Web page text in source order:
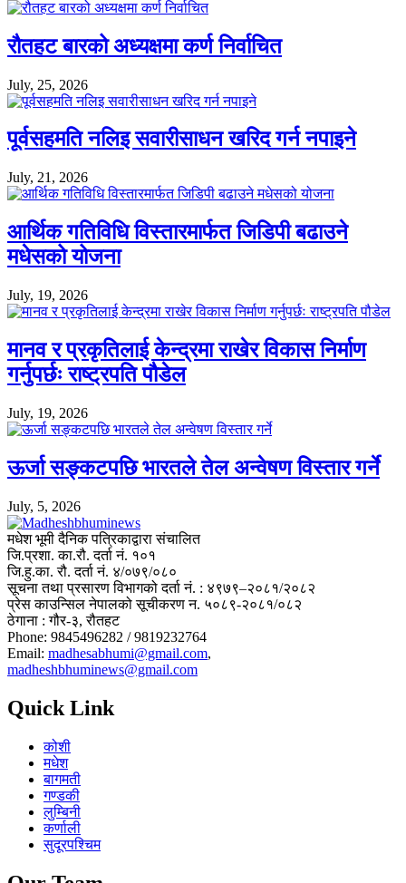
रौतहट बारको अध्यक्षमा कर्ण निर्वाचित
July, 25, 2026
पूर्वसहमति नलिइ सवारीसाधन खरिद गर्न नपाइने
July, 21, 2026
आर्थिक गतिविधि विस्तारमार्फत जिडिपी बढाउने
मधेसको योजना
July, 19, 2026
मानव र प्रकृतिलाई केन्द्रमा राखेर विकास निर्माण
गर्नुपर्छः राष्ट्रपति पौडेल
July, 19, 2026
ऊर्जा सङ्कटपछि भारतले तेल अन्वेषण विस्तार गर्ने
July, 5, 2026
मधेश भूमी दैनिक पत्रिकाद्वारा संचालित
जि.प्रशा. का.रौ. दर्ता नं. १०१
जि.हु.का. रौ. दर्ता नं. ४/०७९/०८०
सूचना तथा प्रसारण विभागको दर्ता नं. : ४९७९–२०८१/२०८२
प्रेस काउन्सिल नेपालको सूचीकरण न. ५०८९-२०८१/०८२
ठेगाना : गौर-३, रौतहट
Phone: 9845496282 / 9819232764
Email: madhesabhumi@gmail.com,
madheshbhuminews@gmail.com
Quick Link
कोशी
मधेश
बागमती
गण्डकी
लुम्बिनी
कर्णाली
सुदूरपश्चिम